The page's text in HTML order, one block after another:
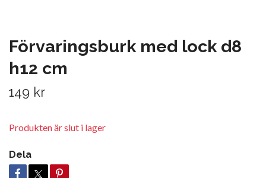
Förvaringsburk med lock d8
h12 cm
149 kr
Produkten är slut i lager
Dela